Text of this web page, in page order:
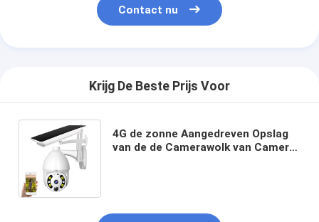
Contact nu
Krijg De Beste Prijs Voor
4G de zonne Aangedreven Opslag
van de de Camerawolk van Camera